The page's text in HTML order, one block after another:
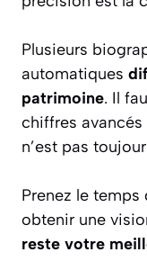
Plusieurs
automatiques
patrimoine. Il
chiffres avancés
n’est pas
Prenez le
obtenir une
reste votre